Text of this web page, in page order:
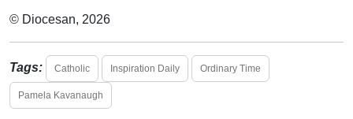
© Diocesan, 2026
Tags: Catholic Inspiration Daily Ordinary Time
Pamela Kavanaugh